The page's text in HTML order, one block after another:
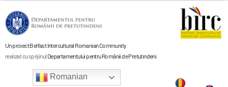
Romanian
Un proiect Belfast Intercultural Romanian Community
realizat cu sprijinul Departamentului pentru Românii de Pretutindeni